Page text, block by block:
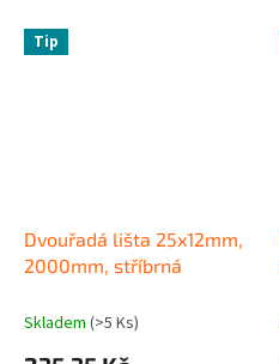
Tip
Dvouřadá lišta 25x12mm,
2000mm, stříbrná
Skladem (>5 Ks)